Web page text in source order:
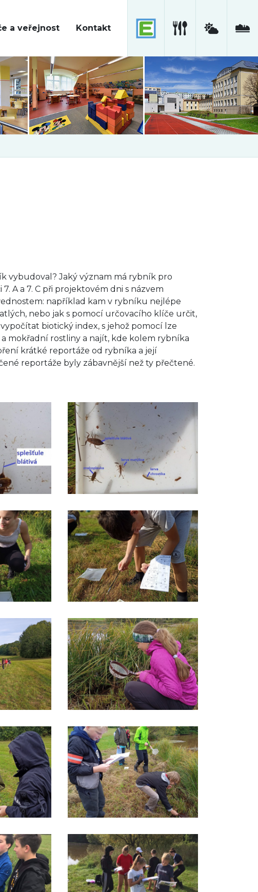
a veřejnost Kontakt
vybudoval? Jaký význam má rybník pro
A a 7. C při projektovém dni s názvem
například kam v rybníku nejlépe
nebo jak s pomocí určovacího klíče určit,
biotický index, s jehož pomocí lze
mokřadní rostliny a najít, kde kolem rybníka
krátké reportáže od rybníka a její
reportáže byly zábavnější než ty přečtené.